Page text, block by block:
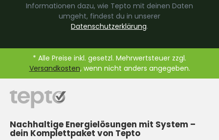
Informationen dazu, wie Tepto mit deinen Daten
umgeht, findest du in unserer
Datenschutzerklärung.
* Alle Preise inkl. gesetzl. Mehrwertsteuer zzgl.
Versandkosten, wenn nicht anders angegeben.
Nachhaltige Energielösungen mit System –
dein Komplettpaket von Tepto